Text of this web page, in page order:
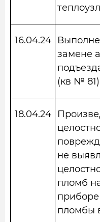
16.04.24
замене
(кв № 81)
18.04.24
не
пломб
приборе
пломбы